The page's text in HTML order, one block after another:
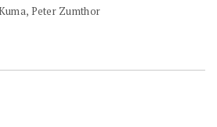
Peter Zumthor